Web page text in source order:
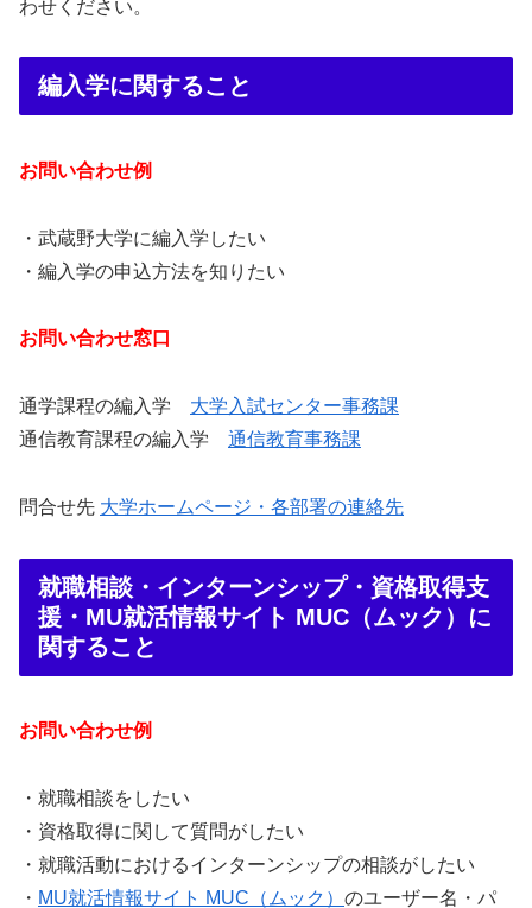
わせください。
編入学に関すること
お問い合わせ例
・武蔵野大学に編入学したい
・編入学の申込方法を知りたい
お問い合わせ窓口
通学課程の編入学 大学入試センター事務課
通信教育課程の編入学 通信教育事務課
問合せ先 大学ホームページ・各部署の連絡先
就職相談・インターンシップ・資格取得支
援・MU就活情報サイト MUC（ムック）に
関すること
お問い合わせ例
・就職相談をしたい
・資格取得に関して質問がしたい
・就職活動におけるインターンシップの相談がしたい
・ MU就活情報サイト MUC（ムック） のユーザー名・パ